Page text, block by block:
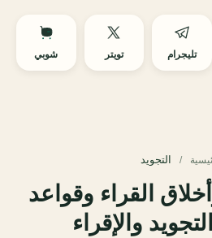
تليجرام تويتر شوبي
التجويد
القراء وقواعد
والإقراء